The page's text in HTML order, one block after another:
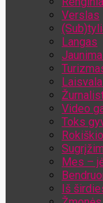
Verslas
Langas
Video
Toks
Mes –
Iš